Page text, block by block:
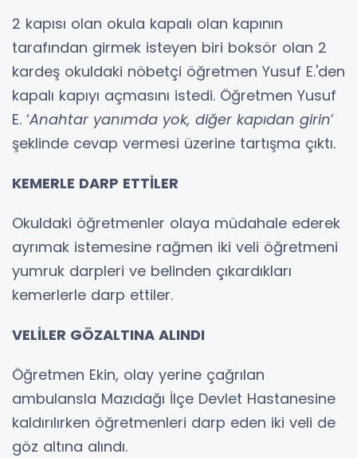
2 kapısı olan okula kapalı olan kapının
tarafından girmek isteyen biri boksör olan 2
kardeş okuldaki nöbetçi öğretmen Yusuf E.'den
kapalı kapıyı açmasını istedi. Öğretmen Yusuf
E. ‘Anahtar yanımda yok, diğer kapıdan girin’
şeklinde cevap vermesi üzerine tartışma çıktı.
KEMERLE DARP ETTİLER
Okuldaki öğretmenler olaya müdahale ederek
ayrımak istemesine rağmen iki veli öğretmeni
yumruk darpleri ve belinden çıkardıkları
kemerlerle darp ettiler.
VELİLER GÖZALTINA ALINDI
Öğretmen Ekin, olay yerine çağrılan
ambulansla Mazıdağı İlçe Devlet Hastanesine
kaldırılırken öğretmenleri darp eden iki veli de
göz altına alındı.